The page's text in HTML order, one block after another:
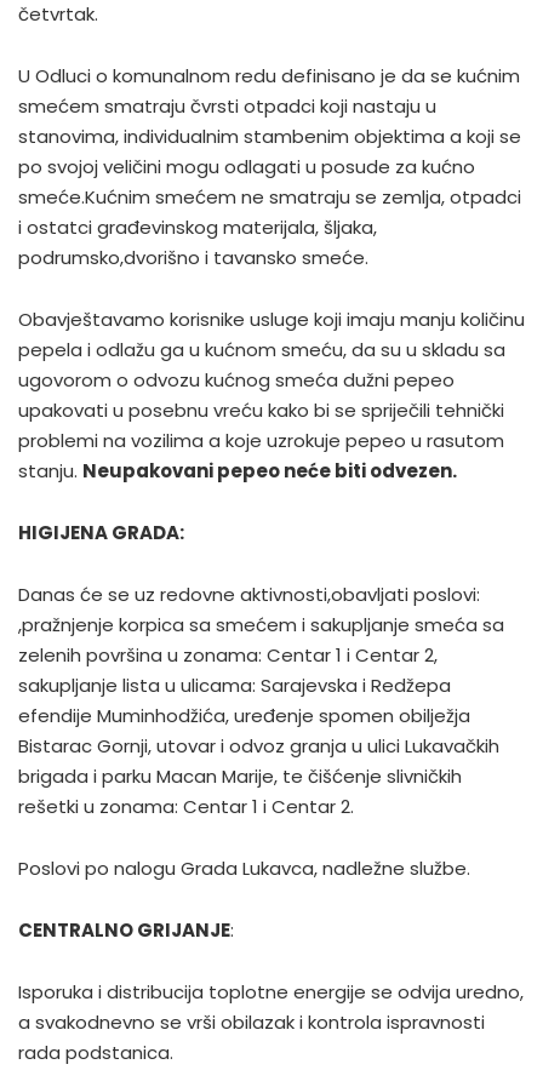
četvrtak.
U Odluci o komunalnom redu definisano je da se kućnim
smećem smatraju čvrsti otpadci koji nastaju u
stanovima, individualnim stambenim objektima a koji se
po svojoj veličini mogu odlagati u posude za kućno
smeće.Kućnim smećem ne smatraju se zemlja, otpadci
i ostatci građevinskog materijala, šljaka,
podrumsko,dvorišno i tavansko smeće.
Obavještavamo korisnike usluge koji imaju manju količinu
pepela i odlažu ga u kućnom smeću, da su u skladu sa
ugovorom o odvozu kućnog smeća dužni pepeo
upakovati u posebnu vreću kako bi se spriječili tehnički
problemi na vozilima a koje uzrokuje pepeo u rasutom
stanju. Neupakovani pepeo neće biti odvezen.
HIGIJENA GRADA:
Danas će se uz redovne aktivnosti,obavljati poslovi:
,pražnjenje korpica sa smećem i sakupljanje smeća sa
zelenih površina u zonama: Centar 1 i Centar 2,
sakupljanje lista u ulicama: Sarajevska i Redžepa
efendije Muminhodžića, uređenje spomen obilježja
Bistarac Gornji, utovar i odvoz granja u ulici Lukavačkih
brigada i parku Macan Marije, te čišćenje slivničkih
rešetki u zonama: Centar 1 i Centar 2.
Poslovi po nalogu Grada Lukavca, nadležne službe.
CENTRALNO GRIJANJE:
Isporuka i distribucija toplotne energije se odvija uredno,
a svakodnevno se vrši obilazak i kontrola ispravnosti
rada podstanica.